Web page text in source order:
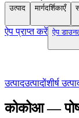
उत्पाद मार्गदर्शिकाएँ
ऐप प्राप्त करें ऐप
उत्पादउत्पादोंशीर्ष
कोकोआ —